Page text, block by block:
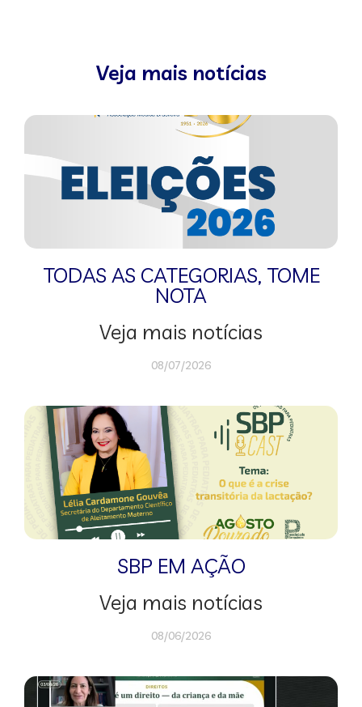
Veja mais notícias
TODAS AS CATEGORIAS, TOME
NOTA
Veja mais notícias
08/07/2026
SBP EM AÇÃO
Veja mais notícias
08/06/2026